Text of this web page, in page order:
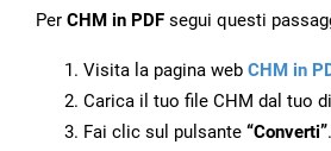
Per CHM in PDF segui questi
Visita la pagina web CHM in
Carica il tuo file CHM dal tuo
Fai clic sul pulsante “Converti”.